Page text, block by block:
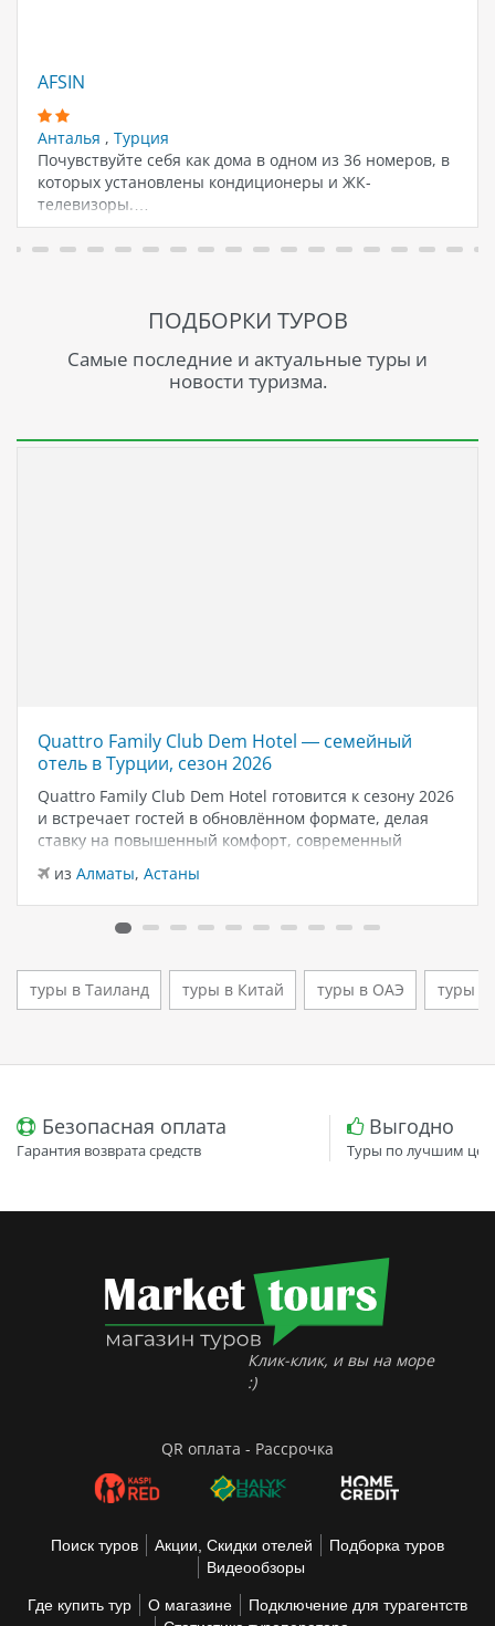
AFSIN
Анталья , Турция
Почувствуйте себя как дома в одном из 36 номеров, в
которых установлены кондиционеры и ЖК-
телевизоры.…
ПОДБОРКИ ТУРОВ
Самые последние и актуальные туры и
новости туризма.
Quattro Family Club Dem Hotel — семейный
отель в Турции, сезон 2026
Quattro Family Club Dem Hotel готовится к сезону 2026
и встречает гостей в обновлённом формате, делая
ставку на повышенный комфорт, современный
дизайн и атмосферу спокойного семейного отдыха у
моря. Отель остаётся популярным выбором для тех,
кто ищет семейный отель в…
из Алматы, Астаны
туры в Таиланд туры в Китай туры в ОАЭ туры в
Безопасная оплата
Гарантия возврата средств
Выгодно
Туры по лучшим
Клик-клик, и вы на море
:)
QR оплата - Рассрочка
Поиск туров Акции, Скидки отелей
Подборка туров
Видеообзоры
Где купить тур О магазине
Подключение для турагентств